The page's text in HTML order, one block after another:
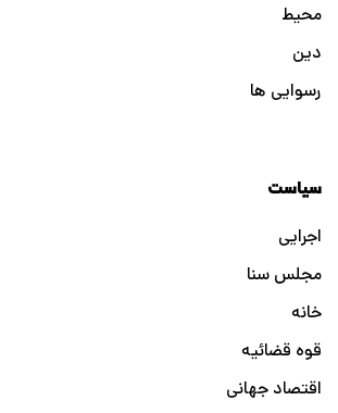
محیط
دین
رسوایی ها
سیاست
اجرایی
مجلس سنا
خانه
قوه قضائیه
اقتصاد جهانی